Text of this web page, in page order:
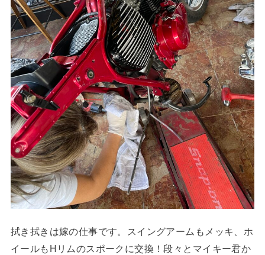
拭き拭きは嫁の仕事です。スイングアームもメッキ、ホ
イールもHリムのスポークに交換！段々とマイキー君か